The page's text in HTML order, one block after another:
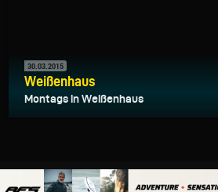
30.03.2015
Weißenhaus
Montags in Weißenhaus